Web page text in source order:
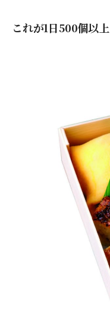
これが1日500個以